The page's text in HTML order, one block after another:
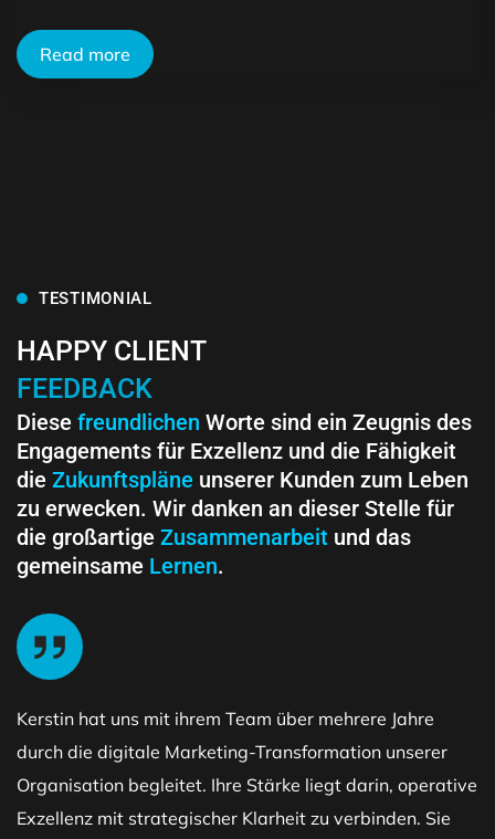
Read more
TESTIMONIAL
HAPPY CLIENT
FEEDBACK
Diese freundlichen Worte sind ein Zeugnis des
Engagements für Exzellenz und die Fähigkeit
die Zukunftspläne unserer Kunden zum Leben
zu erwecken. Wir danken an dieser Stelle für
die großartige Zusammenarbeit und das
gemeinsame Lernen.
Kerstin hat uns mit ihrem Team über mehrere Jahre
durch die digitale Marketing-Transformation unserer
Organisation begleitet. Ihre Stärke liegt darin, operative
Exzellenz mit strategischer Klarheit zu verbinden. Sie